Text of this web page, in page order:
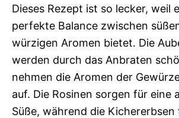
Dieses Rezept ist so lecker, weil
perfekte Balance zwischen
würzigen Aromen bietet. Die
werden durch das Anbraten
nehmen die Aromen der
auf. Die Rosinen sorgen für eine
Süße, während die Kichererbsen